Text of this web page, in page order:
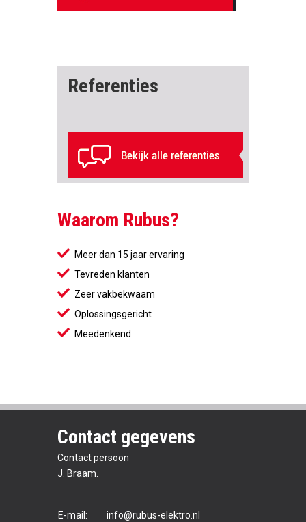
Referenties
Waarom Rubus?
Meer dan 15 jaar ervaring
Tevreden klanten
Zeer vakbekwaam
Oplossingsgericht
Meedenkend
Contact gegevens
Contact persoon
J. Braam.
E-mail: info@rubus-elektro.nl